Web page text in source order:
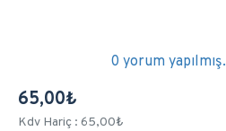
0 yorum yapılmış.
65,00₺
Kdv Hariç : 65,00₺